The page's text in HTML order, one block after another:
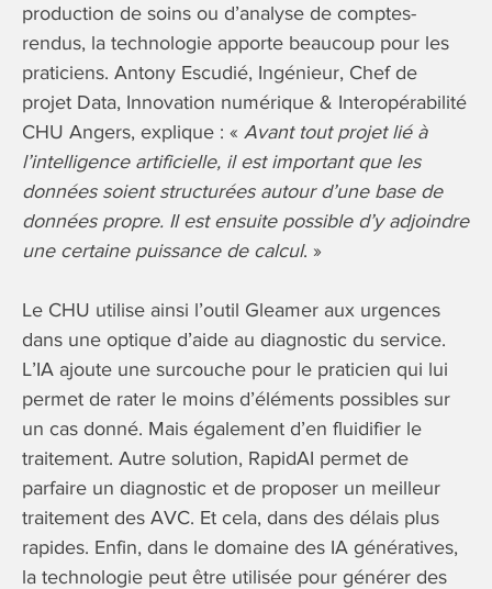
production de soins ou d’analyse de comptes-
rendus, la technologie apporte beaucoup pour les
praticiens. Antony Escudié, Ingénieur, Chef de
projet Data, Innovation numérique & Interopérabilité
CHU Angers, explique : « Avant tout projet lié à
l’intelligence artificielle, il est important que les
données soient structurées autour d’une base de
données propre. Il est ensuite possible d’y adjoindre
une certaine puissance de calcul. »
Le CHU utilise ainsi l’outil Gleamer aux urgences
dans une optique d’aide au diagnostic du service.
L’IA ajoute une surcouche pour le praticien qui lui
permet de rater le moins d’éléments possibles sur
un cas donné. Mais également d’en fluidifier le
traitement. Autre solution, RapidAI permet de
parfaire un diagnostic et de proposer un meilleur
traitement des AVC. Et cela, dans des délais plus
rapides. Enfin, dans le domaine des IA génératives,
la technologie peut être utilisée pour générer des